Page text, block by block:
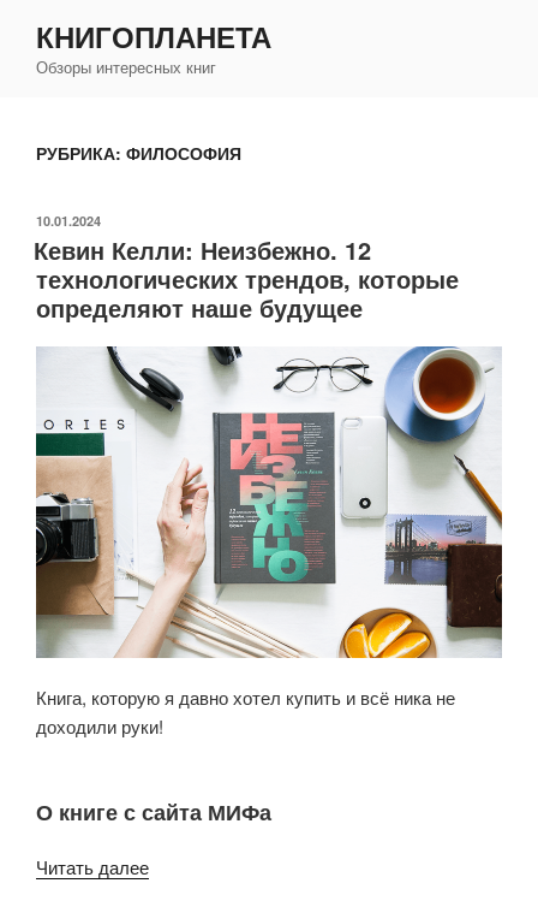
содержимому
КНИГОПЛАНЕТА
Обзоры интересных книг
РУБРИКА: ФИЛОСОФИЯ
ОПУБЛИКОВАНО
10.01.2024
Кевин Келли: Неизбежно. 12
технологических трендов, которые
определяют наше будущее
Книга, которую я давно хотел купить и всё ника не
доходили руки!
О книге с сайта МИФа
Читать далее«Кевин